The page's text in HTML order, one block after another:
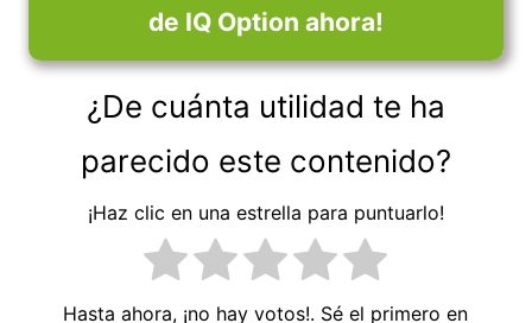
de IQ Option ahora!
¿De cuánta utilidad te ha
parecido este contenido?
¡Haz clic en una estrella para puntuarlo!
Hasta ahora, ¡no hay votos!. Sé el primero en